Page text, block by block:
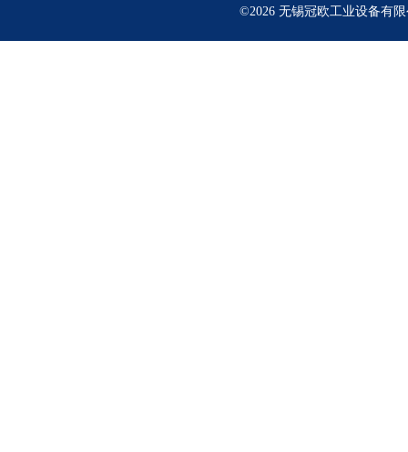
©2026 无锡冠欧工业设备有